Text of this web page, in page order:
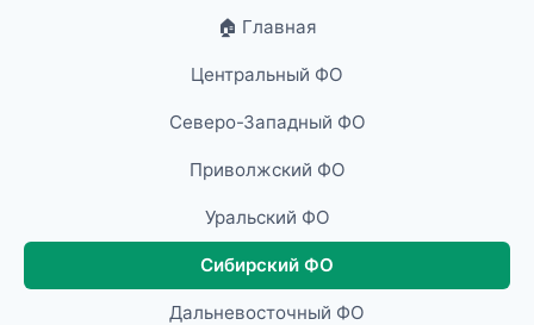
🏠 Главная
Центральный ФО
Северо-Западный ФО
Приволжский ФО
Уральский ФО
Сибирский ФО
Дальневосточный ФО